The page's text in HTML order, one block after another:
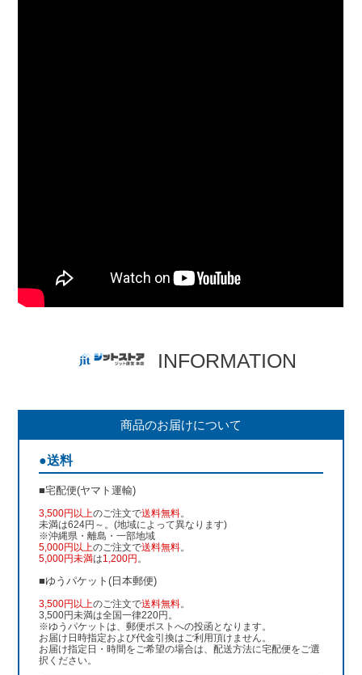
INFORMATION
商品のお届けについて
●送料
■宅配便(ヤマト運輸)
3,500円以上のご注文で送料無料。
未満は624円～。(地域によって異なります)
※沖縄県・離島・一部地域
5,000円以上のご注文で送料無料。
5,000円未満は1,200円 。
■ゆうパケット(日本郵便)
3,500円以上のご注文で送料無料。
3,500円未満は全国一律220円。
※ゆうパケットは、郵便ポストへの投函となります。
お届け日時指定および代金引換はご利用頂けません。
お届け指定日・時間をご希望の場合は、配送方法に宅配便をご選
択ください。